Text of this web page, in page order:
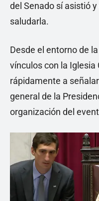
del Senado sí asistió
saludarla.
Desde el entorno de
vínculos con la Iglesia
rápidamente a
general de la
organización del